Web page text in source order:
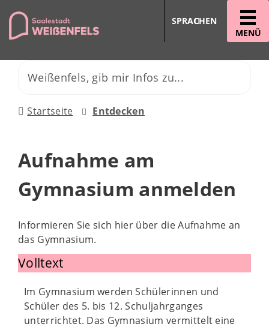
MENÜ
SPRACHEN
Startseite Entdecken
Aufnahme am
Gymnasium anmelden
Informieren Sie sich hier über die Aufnahme an
das Gymnasium.
Volltext
Im Gymnasium werden Schülerinnen und
Schüler des 5. bis 12. Schuljahrganges
unterrichtet. Das Gymnasium vermittelt eine